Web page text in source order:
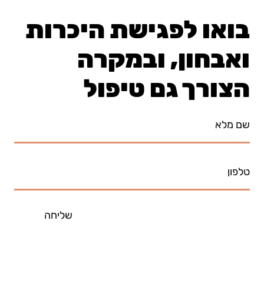
בואו לפגישת היכרות
ואבחון, ובמקרה
הצורך גם טיפול
שליחה